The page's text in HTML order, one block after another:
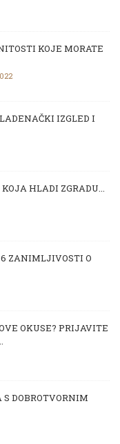
KOJE MORATE
IZGLED I
HLADI ZGRADU...
ZANIMLJIVOSTI O
OKUSE? PRIJAVITE
DOBROTVORNIM